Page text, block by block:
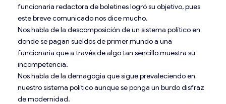
funcionaria redactora de boletines logró su objetivo, pues
este breve comunicado nos dice mucho.
Nos habla de la descomposición de un sistema político en
donde se pagan sueldos de primer mundo a una
funcionaria que a través de algo tan sencillo muestra su
incompetencia.
Nos habla de la demagogia que sigue prevaleciendo en
nuestro sistema político aunque se ponga un burdo disfraz
de modernidad.